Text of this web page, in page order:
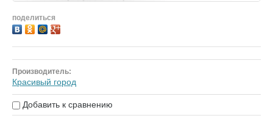
поделиться
Производитель:
Красивый город
Добавить к сравнению